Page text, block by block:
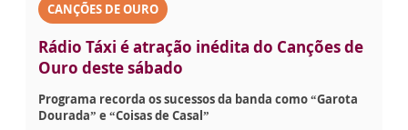
CANÇÕES DE OURO
Rádio Táxi é atração inédita do Canções de
Ouro deste sábado
Programa recorda os sucessos da banda como “Garota
Dourada” e “Coisas de Casal”